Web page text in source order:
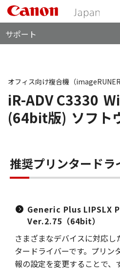
サポート
iR-ADV C3330
(64bit版) ソフト
オフィス向け複合機（
推奨プリンタードラ
Generic Plus LIPSLX
Ver.2.75（64bit）
さまざまなデバイスに対応し
タードライバーです。プリン
報の設定を変更することで、